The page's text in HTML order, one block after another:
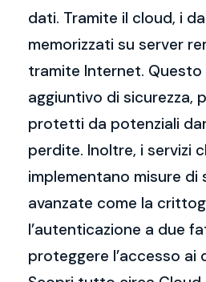
dati. Tramite il cloud, i
memorizzati su server
tramite Internet. Questo
aggiuntivo di sicurezza,
protetti da potenziali
perdite. Inoltre, i servizi
implementano misure di
avanzate come la
l’autenticazione a due
proteggere l’accesso ai